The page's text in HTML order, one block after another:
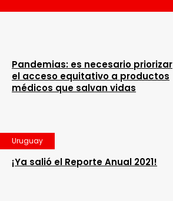
Pandemias: es necesario priorizar
el acceso equitativo a productos
médicos que salvan vidas
Uruguay
¡Ya salió el Reporte Anual 2021!